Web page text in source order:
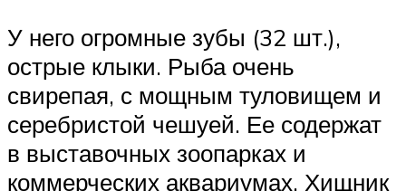
У него огромные зубы (32 шт.),
острые клыки. Рыба очень
свирепая, с мощным туловищем и
серебристой чешуей. Ее содержат
в выставочных зоопарках и
коммерческих аквариумах. Хищник